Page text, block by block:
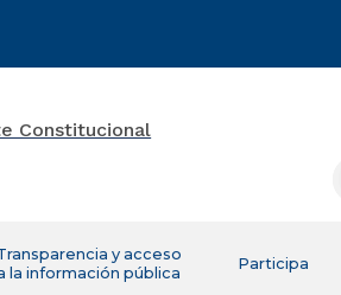
y acceso
la información pública
Participa